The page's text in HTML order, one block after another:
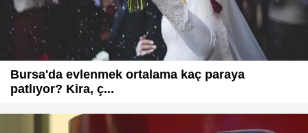
Bursa'da evlenmek ortalama kaç paraya
patlıyor? Kira, ç...